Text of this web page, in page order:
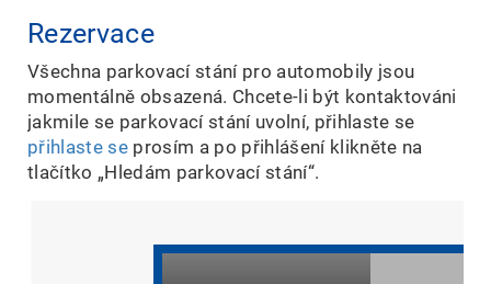
Rezervace
Všechna parkovací stání pro automobily jsou
momentálně obsazená. Chcete-li být kontaktováni
jakmile se parkovací stání uvolní, přihlaste se
přihlaste se prosím a po přihlášení klikněte na
tlačítko „Hledám parkovací stání“.